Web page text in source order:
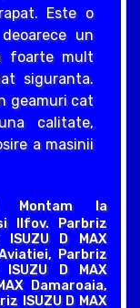
Este o
un
foarte mult
siguranta.
geamuri cat
calitate,
a masinii
la
Ilfov. Parbriz
D MAX
Parbriz
D MAX
Damaroaia,
ISUZU D MAX